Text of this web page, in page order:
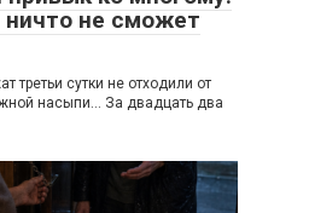
ничто не сможет
третьи сутки не отходили от
насыпи… За двадцать два